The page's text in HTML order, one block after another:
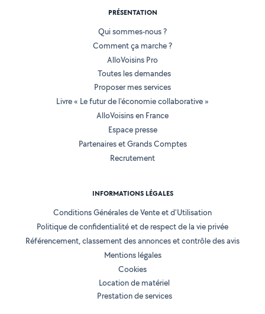
PRÉSENTATION
Qui sommes-nous ?
Comment ça marche ?
AlloVoisins Pro
Toutes les demandes
Proposer mes services
Livre « Le futur de l'économie collaborative »
AlloVoisins en France
Espace presse
Partenaires et Grands Comptes
Recrutement
INFORMATIONS LÉGALES
Conditions Générales de Vente et d'Utilisation
Politique de confidentialité et de respect de la vie privée
Référencement, classement des annonces et contrôle des avis
Mentions légales
Cookies
Location de matériel
Prestation de services